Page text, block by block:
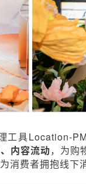
工具Location-
内容流动，为购
消费者拥抱线下